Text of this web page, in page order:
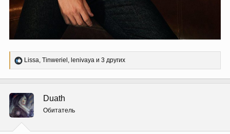
Р
е
ц
и
и
:
Lissa, Tinweriel , lenivaya и 3 других
Duath
Обитатель